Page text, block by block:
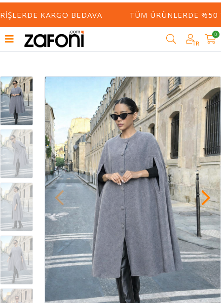
KARGO BEDAVA TÜM ÜRÜNLERDE %50
TR
0